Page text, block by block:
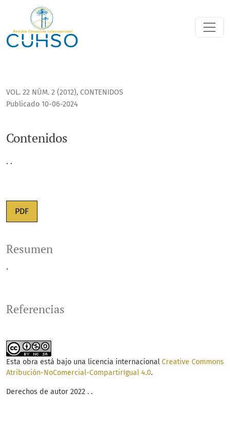
Contenidos
VOL. 22 NÚM. 2 (2012), CONTENIDOS
Contenidos
Publicado 10-06-2024
. .
PDF
Resumen
.
Referencias
Esta obra está bajo una licencia internacional Creative Commons
Atribución-NoComercial-CompartirIgual 4.0.
Derechos de autor 2022 . .